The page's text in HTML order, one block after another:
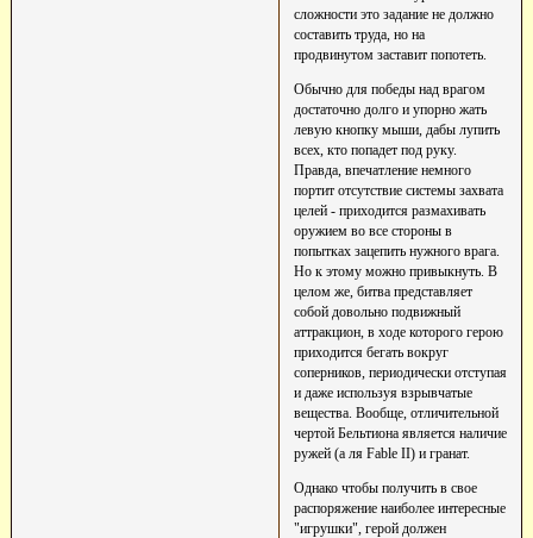
сложности это задание не должно
составить труда, но на
продвинутом заставит попотеть.
Обычно для победы над врагом
достаточно долго и упорно жать
левую кнопку мыши, дабы лупить
всех, кто попадет под руку.
Правда, впечатление немного
портит отсутствие системы захвата
целей - приходится размахивать
оружием во все стороны в
попытках зацепить нужного врага.
Но к этому можно привыкнуть. В
целом же, битва представляет
собой довольно подвижный
аттракцион, в ходе которого герою
приходится бегать вокруг
соперников, периодически отступая
и даже используя взрывчатые
вещества. Вообще, отличительной
чертой Бельтиона является наличие
ружей (а ля Fable II) и гранат.
Однако чтобы получить в свое
распоряжение наиболее интересные
"игрушки", герой должен